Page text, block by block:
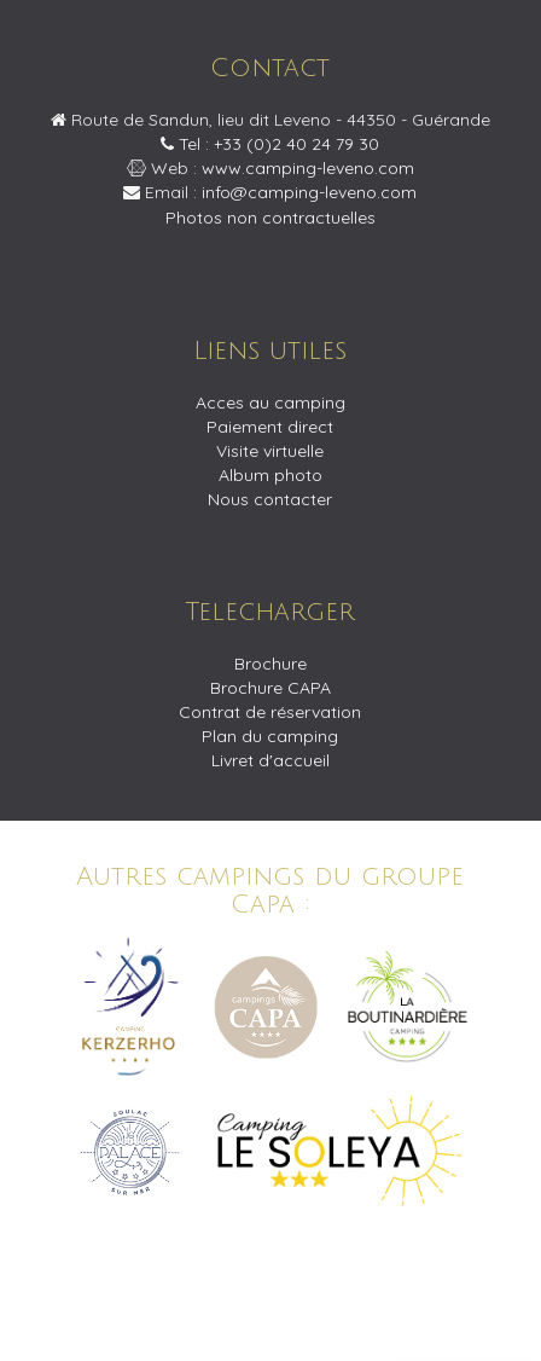
Contact
Route de Sandun, lieu dit Leveno - 44350 - Guérande
Tel : +33 (0)2 40 24 79 30
Web : www.camping-leveno.com
Email : info@camping-leveno.com
Photos non contractuelles
Liens utiles
Acces au camping
Paiement direct
Visite virtuelle
Album photo
Nous contacter
Telecharger
Brochure
Brochure CAPA
Contrat de réservation
Plan du camping
Livret d'accueil
Autres campings du groupe
Capa :